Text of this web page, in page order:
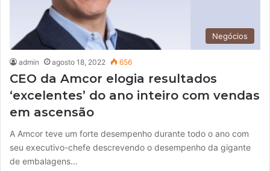
Negócios
admin agosto 18, 2022 656
CEO da Amcor elogia resultados
‘excelentes’ do ano inteiro com vendas
em ascensão
A Amcor teve um forte desempenho durante todo o ano com
seu executivo-chefe descrevendo o desempenho da gigante
de embalagens…